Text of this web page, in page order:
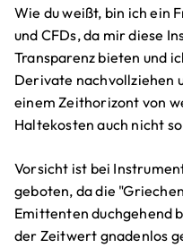
Wie du weißt, bin ich ein
und CFDs, da mir diese
Transparenz bieten und
Derivate nachvollziehen
einem Zeithorizont von
Haltekosten auch nicht
Vorsicht ist bei
geboten, da die
Emittenten duchgehend
der Zeitwert gnadenlos